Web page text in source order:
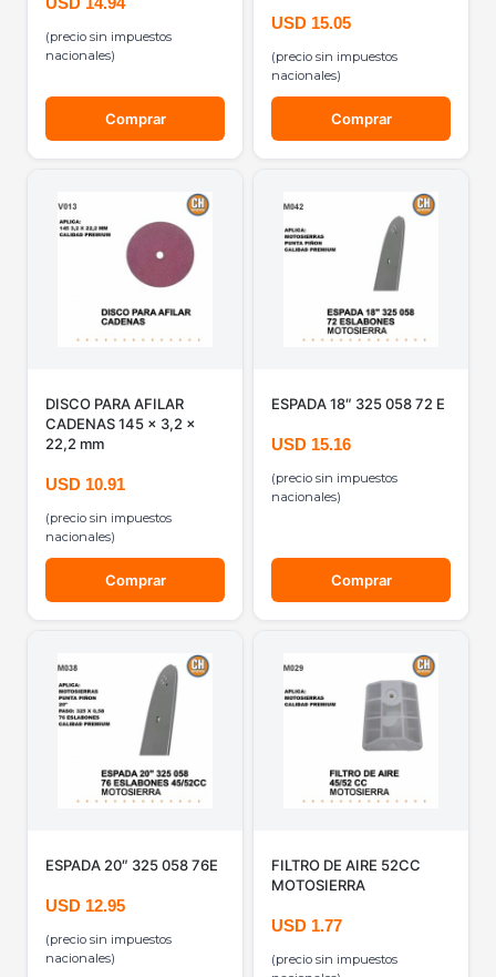
(precio sin impuestos
nacionales)
Comprar
USD 15.05
(precio sin impuestos
nacionales)
Comprar
DISCO PARA AFILAR
CADENAS 145 x 3,2 x
22,2 mm
USD 10.91
(precio sin impuestos
nacionales)
Comprar
ESPADA 18″ 325 058 72 E
USD 15.16
(precio sin impuestos
nacionales)
Comprar
ESPADA 20″ 325 058 76E
USD 12.95
(precio sin impuestos
nacionales)
FILTRO DE AIRE 52CC
MOTOSIERRA
USD 1.77
(precio sin impuestos